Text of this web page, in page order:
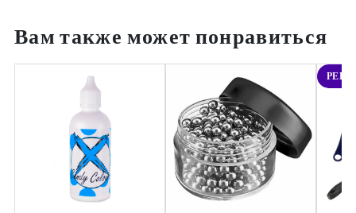
Вам также может понравиться